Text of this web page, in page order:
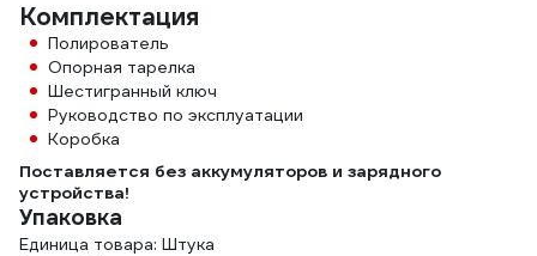
Комплектация
Полирователь
Опорная тарелка
Шестигранный ключ
Руководство по эксплуатации
Коробка
Поставляется без аккумуляторов и зарядного
устройства!
Упаковка
Единица товара: Штука